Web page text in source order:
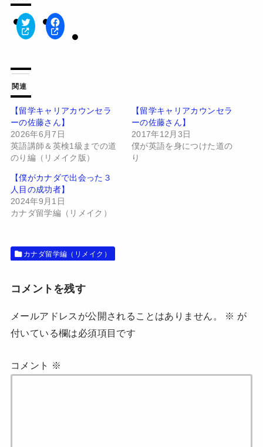
ク
リ
て
T
w
i
t
t
e
r
で
共
有
(
新
い
ウ
ィ
ン
ド
ウ
ま
す
)
F
a
有
す
る
に
は
ク
リ
ッ
し
て
く
だ
さ
い
い
ウ
ィ
ウ
で
ま
す
)
関連
【留学キャリアカウンセラ
ーの佐藤さん】
2026年6月7日
英語講師＆英検1級までの道
のり編（リメイク版）
【留学キャリアカウンセラ
ーの佐藤さん】
2017年12月3日
僕が英語を身につけた道の
り
【僕がカナダで出会った３
人目の成功者】
2024年9月1日
カナダ留学編（リメイク）
カナダ留学編（リメイク）
コメントを残す
メールアドレスが公開されることはありません。 ※ が
付いている欄は必須項目です
コメント ※